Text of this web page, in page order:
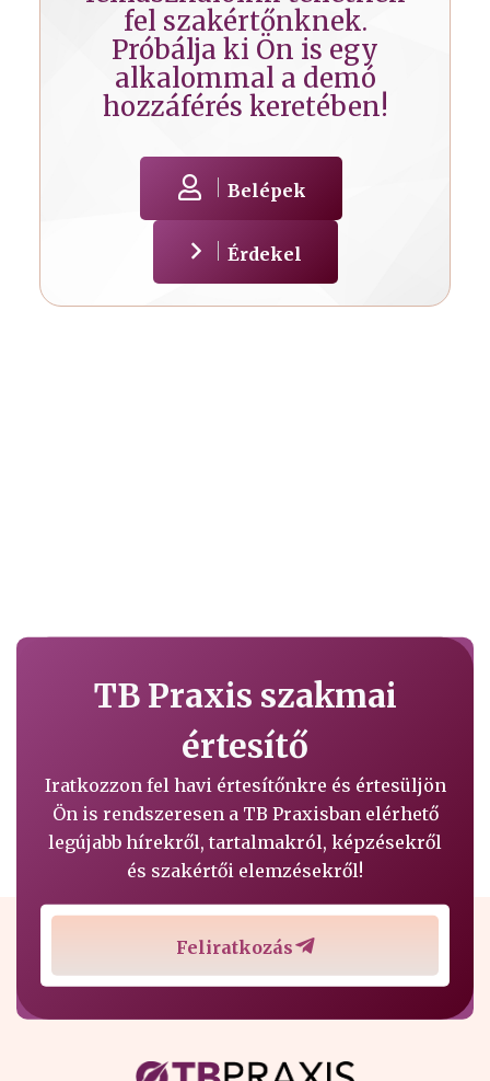
fel szakértőnknek.
Próbálja ki Ön is egy
alkalommal a demó
hozzáférés keretében!
Belépek
Érdekel
TB Praxis szakmai
értesítő
Iratkozzon fel havi értesítőnkre és értesüljön
Ön is rendszeresen a TB Praxisban elérhető
legújabb hírekről, tartalmakról, képzésekről
és szakértői elemzésekről!
Feliratkozás